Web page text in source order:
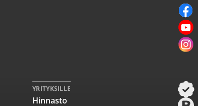
YRITYKSILLE
Hinnasto